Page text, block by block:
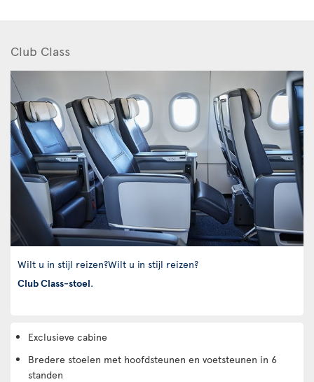
Club Class
Wilt u in stijl reizen?Wilt u in stijl reizen?
Club Class-stoel.
Exclusieve cabine
Bredere stoelen met hoofdsteunen en voetsteunen in 6
standen